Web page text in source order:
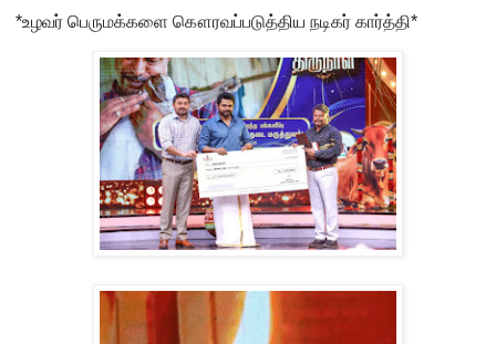
*உழவர் பெருமக்களை கௌரவப்படுத்திய நடிகர் கார்த்தி*